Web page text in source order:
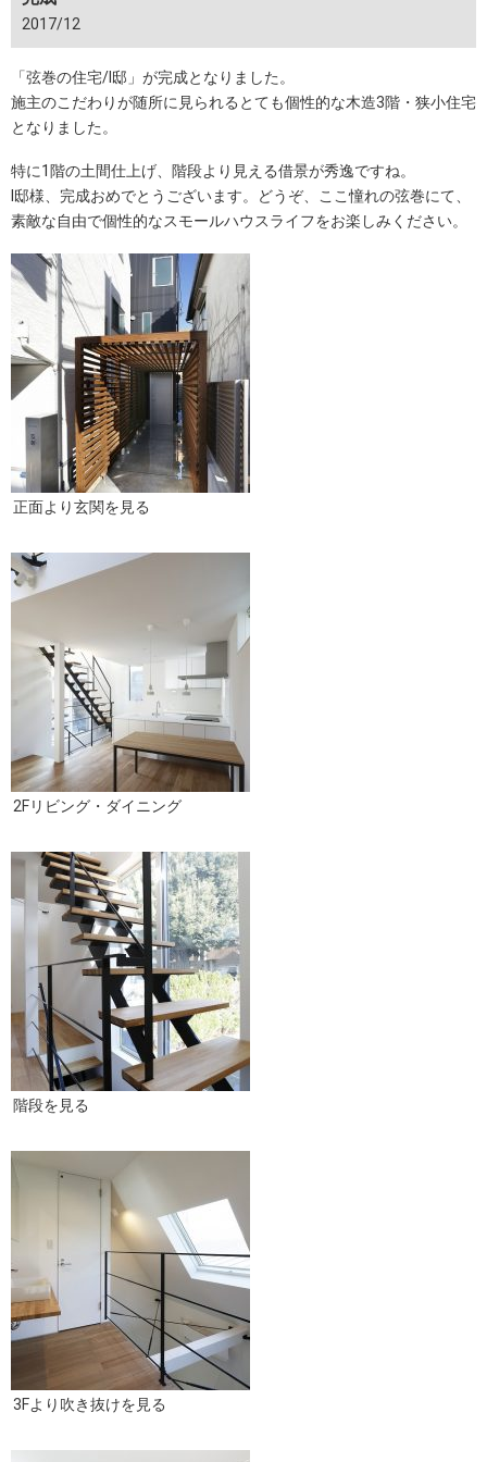
2017/12
「弦巻の住宅/I邸」が完成となりました。
施主のこだわりが随所に見られるとても個性的な木造3階・狭小住宅
となりました。
特に1階の土間仕上げ、階段より見える借景が秀逸ですね。
I邸様、完成おめでとうございます。どうぞ、ここ憧れの弦巻にて、
素敵な自由で個性的なスモールハウスライフをお楽しみください。
正面より玄関を見る
2Fリビング・ダイニング
階段を見る
3Fより吹き抜けを見る